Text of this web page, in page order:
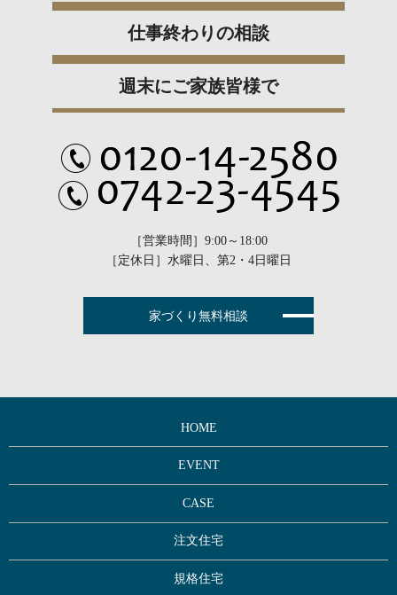
仕事終わりの相談
週末にご家族皆様で
［営業時間］9:00～18:00
［定休日］水曜日、第2・4日曜日
家づくり無料相談
HOME
EVENT
CASE
注文住宅
規格住宅